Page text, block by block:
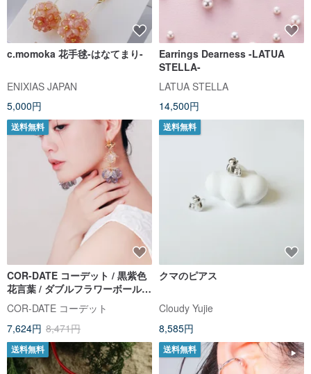
c.momoka 花手毬-はなてまり-
ENIXIAS JAPAN
5,000円
Earrings Dearness -LATUA
STELLA-
LATUA STELLA
14,500円
送料無料
COR-DATE コーデット / 黒紫色
花言葉 / ダブルフラワーボール
ピアス・イヤリング
COR-DATE コーデット
7,624円 8,471円
送料無料
クマのピアス
Cloudy Yujie
8,585円
送料無料 送料無料